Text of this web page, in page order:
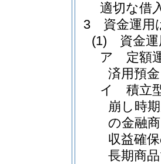
適切な借
3
資金運用
(1)
資金
ア
定額
済用預
イ
積立
崩し時
の金融
収益確
長期商